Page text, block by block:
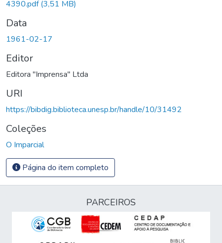
4390.pdf(3,51 MB)
Data
1961-02-17
Editor
Editora "Imprensa" Ltda
URI
https://bibdig.biblioteca.unesp.br/handle/10/31492
Coleções
O Imparcial
Página do item completo
PARCEIROS